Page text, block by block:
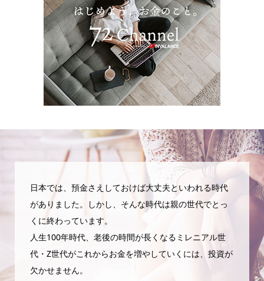
日本では、預金さえしておけば大丈夫といわれる時代
がありました。しかし、そんな時代は親の世代でとっ
くに終わっています。
人生100年時代、老後の時間が長くなるミレニアル世
代・Z世代がこれからお金を増やしていくには、投資が
欠かせません。